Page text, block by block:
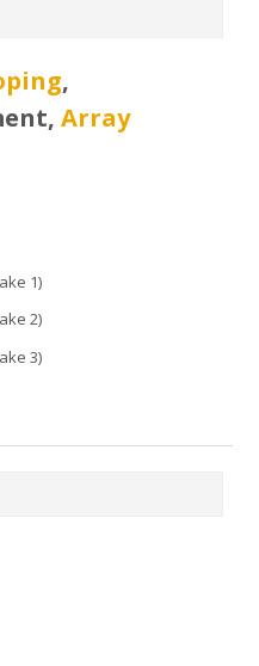
,
Array
1)
2)
3)